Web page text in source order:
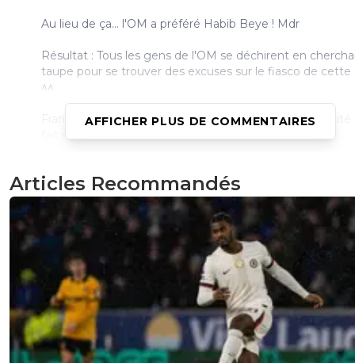
Au lieu de ça... l'OM a préféré Habib Beye ! Mdr
Résultat : Tous les gens de l'OM se déchirent en
taupe pour se trouver des excuses sur le fiasco de cette
^^
Franchement... il faut en faire un film ! Déjà que la réalité
N.D 19 mai 2026 à 00:46 +88
Toi le premier visiblement , Tu rêves de les voir en
division 4 comme tes scapulaires ???
+ Répondre
sergio33 19 mai 2026 à 14:13 +1592
Tu t'es reconnu ?
C'est normal !!! Mdr
AFFICHER PLUS DE COMMENTAIRES
Articles Recommandés